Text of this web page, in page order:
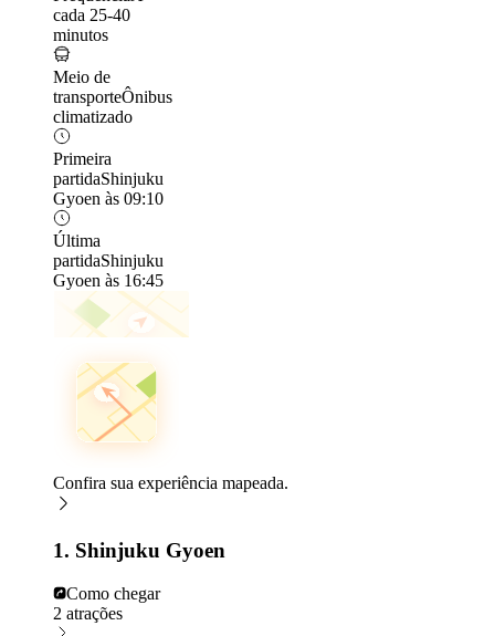
cada 25-40
minutos
Meio de
transporteÔnibus
climatizado
Primeira
partidaShinjuku
Gyoen às 09:10
Última
partidaShinjuku
Gyoen às 16:45
Confira sua experiência mapeada.
1. Shinjuku Gyoen
Como chegar
2 atrações